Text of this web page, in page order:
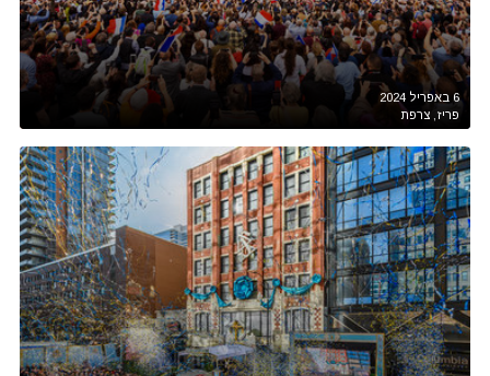
6 באפריל 2024
פריז, צרפת